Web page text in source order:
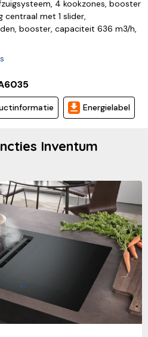
4 kookzones, booster
centraal met 1 slider,
booster, capaciteit 636 m3/h,
Energielabel
Inventum